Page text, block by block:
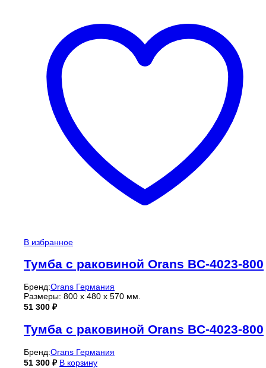
В избранное
Тумба с раковиной Orans BC-4023-800
Бренд:Orans Германия
Размеры: 800 х 480 х 570 мм.
51 300 ₽
Тумба с раковиной Orans BC-4023-800
Бренд:Orans Германия
51 300 ₽ В корзину